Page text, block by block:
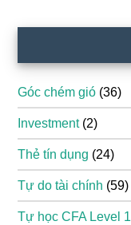
Góc chém gió (36)
Investment(2)
Thẻ tín dụng (24)
Tự do tài chính (59)
Tự học CFA Level 1